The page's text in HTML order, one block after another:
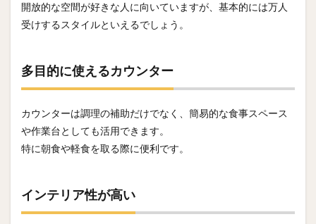
開放的な空間が好きな人に向いていますが、基本的には万人
受けするスタイルといえるでしょう。
多目的に使えるカウンター
カウンターは調理の補助だけでなく、簡易的な食事スペース
や作業台としても活用できます。
特に朝食や軽食を取る際に便利です。
インテリア性が高い